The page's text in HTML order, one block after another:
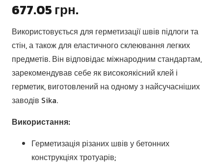
677.05грн.
Використовується для герметизації швів підлоги та
стін, а також для еластичного склеювання легких
предметів. Він відповідає міжнародним стандартам,
зарекомендував себе як високоякісний клей і
герметик, виготовлений на одному з найсучасніших
заводів Sika.
Використання:
Герметизація різаних швів у бетонних
конструкціях тротуарів;